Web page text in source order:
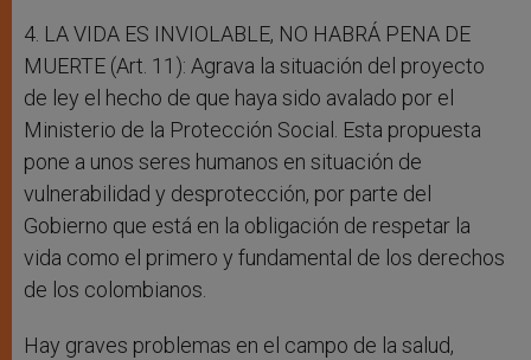
4. LA VIDA ES INVIOLABLE, NO HABRÁ PENA DE
MUERTE (Art. 11): Agrava la situación del proyecto
de ley el hecho de que haya sido avalado por el
Ministerio de la Protección Social. Esta propuesta
pone a unos seres humanos en situación de
vulnerabilidad y desprotección, por parte del
Gobierno que está en la obligación de respetar la
vida como el primero y fundamental de los derechos
de los colombianos.
Hay graves problemas en el campo de la salud,